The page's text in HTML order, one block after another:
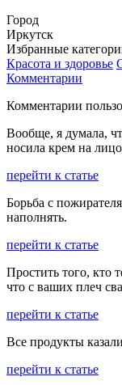
Город
Иркутск
Избранные
Красота и здоровье
Комментарии
Комментарии
Вообще, я думала,
носила крем на
перейти к статье
Борьба с
наполнять.
перейти к статье
Простить того, кто
что с ваших плеч
перейти к статье
Все продукты
перейти к статье